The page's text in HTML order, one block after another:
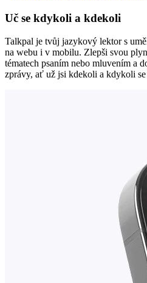
Uč se kdykoli a kdekoli
Talkpal je tvůj jazykový lektor s
na webu i v mobilu. Zlepši svou
tématech psaním nebo mluvením a
zprávy, ať už jsi kdekoli a kdykoli